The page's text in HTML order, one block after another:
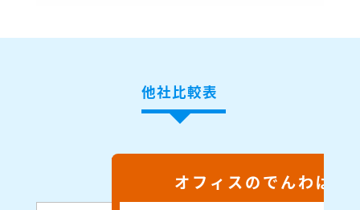
他社比較表
オフィスのでんわばん